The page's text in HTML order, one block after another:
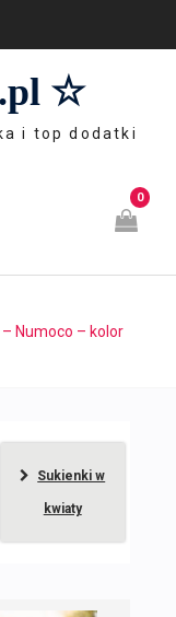
☆
i top dodatki
0
Numoco – kolor
Sukienki w
kwiaty